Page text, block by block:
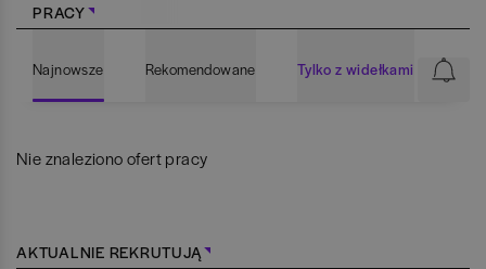
PRACY
Najnowsze Rekomendowane Tylko z widełkami
Nie znaleziono ofert pracy
AKTUALNIE REKRUTUJĄ